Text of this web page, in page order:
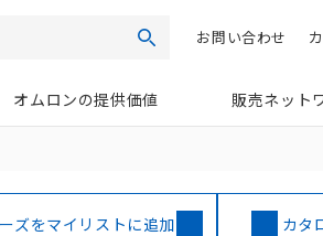
検索お問い合わせ
オムロンの提供価値 販売ネット
ズをマイリストに追加 カタ